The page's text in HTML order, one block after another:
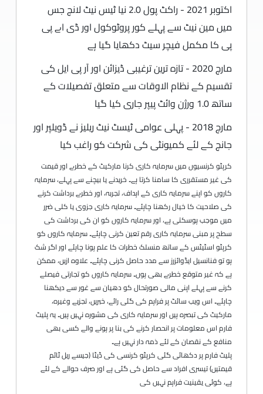
اکتوبر 2021 - راکٹ پول 2.0 نیا ٹیس نیٹ لانچ جس
میں مین نیٹ سے پہلے کور پروٹوکول اور ڈی اے پی
پی کا مکمل فیچر سیٹ دکھایا گیا ہے
مارچ 2020 - تازہ ترین ترغیبی ڈیزائن اور آر پی ایل کی
تقسیم کے نظام الاوقات سے متعلق تفصیلات کے
ساتھ 1.0 ورژن وائٹ پیپر جاری کیا گیا
مارچ 2018 - پہلی عوامی ٹیسٹ نیٹ ریلیز نے ڈویلپر اور
جانچ کے لئے کمیونٹی کی شرکت کو راغب کیا
کرپٹو کرنسیوں میں سرمایہ کاری کرنا مارکیٹ کے خطرے اور قیمت
کی غیر مستقرری کا سامنا کرتا ہے۔ خریدنے یا بیچنے سے پہلے، سرمایہ
کاروں کو اپنے سرمایہ کاری کے اہداف، تجربہ، اور خطرے برداشت کرنے
کی صلاحیت کا خیال رکھنا چاہئے۔ سرمایہ کاری جزوی یا کلی ضرر
میں موجب ہوسکتی ہے، اور سرمایہ کاروں کو ان کی برداشت کی
سطح پر مبنی سرمایہ کاری رقم تعین کرنی چاہئے۔ سرمایہ کاروں کو
کرپٹو اسٹیٹس کے ساتھ منسلک خطرات کا علم ہونا چاہئے اور اگر شک
ہو تو فنانسیل ایڈوائزرز سے مدد حاصل کرنی چاہئے۔ علاوہ ازیں، ممکن
ہے کہ غیر متوقع خطرے بھی ہوں۔ سرمایہ کاروں کو تجارتی فیصلے
کرنے سے پہلے اپنی مالی صورتحال کو دھیان سے غور سے دیکھنا
چاہئے۔ اس ویب سائٹ پر فراہم کی گئی رائے، خبریں، تجزیے وغیرہ،
مارکیٹ کی تبصرہ ہیں اور سرمایہ کاری کی مشورہ نہیں ہیں۔ یہ پلیٹ
فارم اس معلومات پر انحصار کرنے کی بنا پر ہونے والے کسی بھی
منافع کے نقصان کے لئے ذمہ دار نہیں ہے۔
پلیٹ فارم پر دکھائی گئی کرپٹو کرنسی کی ڈیٹا (جیسے ریل ٹائم
قیمتیں) تیسری افراد سے حاصل کی گئی ہے اور صرف حوالے کے لئے
ہے، کوئی یقینیت فراہم نہیں کی